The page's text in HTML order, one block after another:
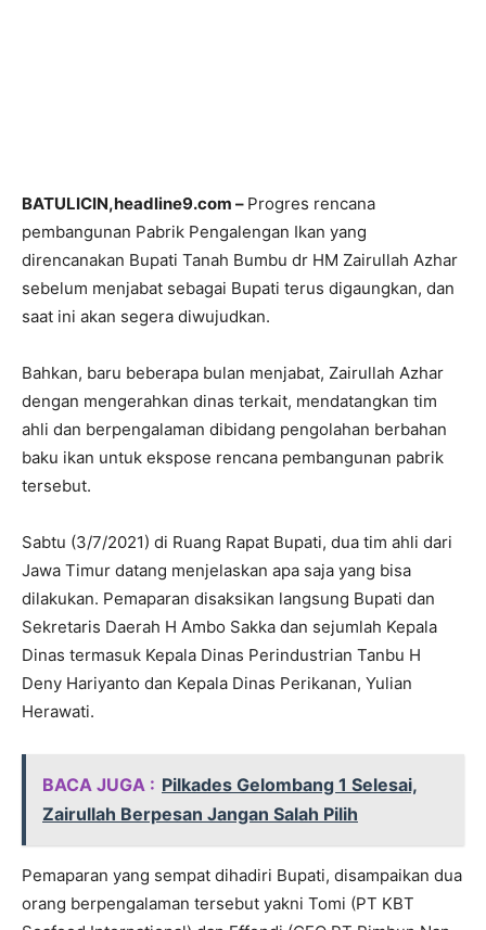
BATULICIN,headline9.com – Progres rencana
pembangunan Pabrik Pengalengan Ikan yang
direncanakan Bupati Tanah Bumbu dr HM Zairullah Azhar
sebelum menjabat sebagai Bupati terus digaungkan, dan
saat ini akan segera diwujudkan.
Bahkan, baru beberapa bulan menjabat, Zairullah Azhar
dengan mengerahkan dinas terkait, mendatangkan tim
ahli dan berpengalaman dibidang pengolahan berbahan
baku ikan untuk ekspose rencana pembangunan pabrik
tersebut.
Sabtu (3/7/2021) di Ruang Rapat Bupati, dua tim ahli dari
Jawa Timur datang menjelaskan apa saja yang bisa
dilakukan. Pemaparan disaksikan langsung Bupati dan
Sekretaris Daerah H Ambo Sakka dan sejumlah Kepala
Dinas termasuk Kepala Dinas Perindustrian Tanbu H
Deny Hariyanto dan Kepala Dinas Perikanan, Yulian
Herawati.
BACA JUGA : Pilkades Gelombang 1 Selesai,
Zairullah Berpesan Jangan Salah Pilih
Pemaparan yang sempat dihadiri Bupati, disampaikan dua
orang berpengalaman tersebut yakni Tomi (PT KBT